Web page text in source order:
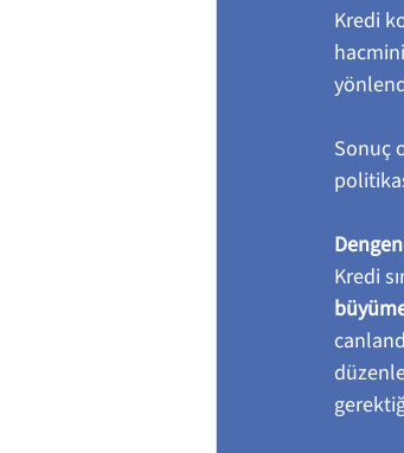
Kredi
Sonuç
Kredi